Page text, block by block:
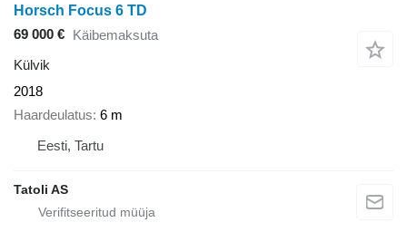
Horsch Focus 6 TD
69 000 € Käibemaksuta
Külvik
2018
Haardeulatus 6 m
Eesti, Tartu
Tatoli AS